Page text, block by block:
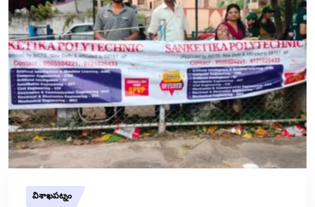
విశాఖపట్నం